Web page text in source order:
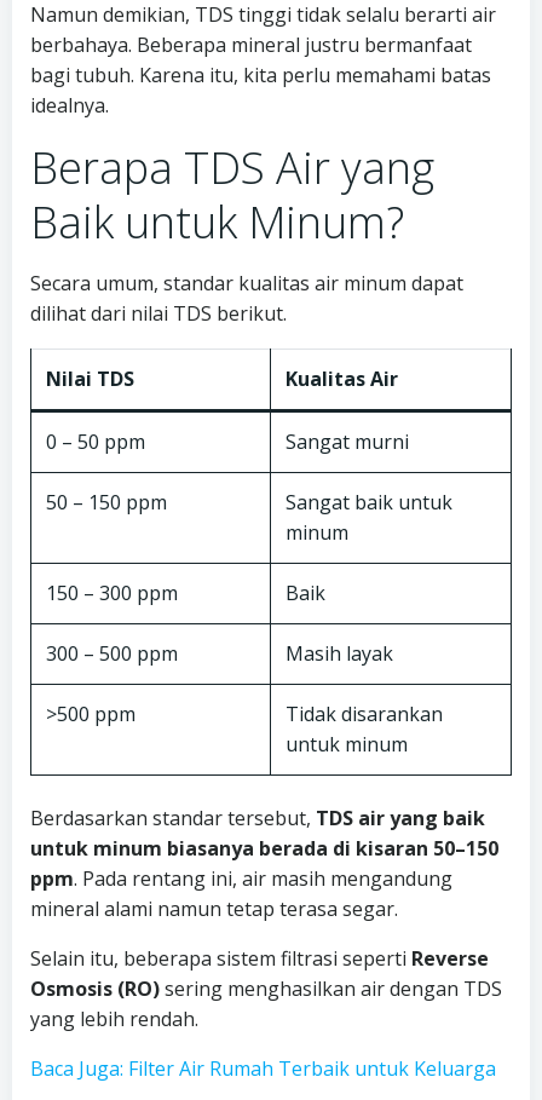
Namun demikian, TDS tinggi tidak selalu berarti air
berbahaya. Beberapa mineral justru bermanfaat
bagi tubuh. Karena itu, kita perlu memahami batas
idealnya.
Berapa TDS Air yang
Baik untuk Minum?
Secara umum, standar kualitas air minum dapat
dilihat dari nilai TDS berikut.
Nilai TDS Kualitas Air
0 – 50 ppm Sangat murni
50 – 150 ppm
Sangat baik untuk
minum
150 – 300 ppm Baik
300 – 500 ppm Masih layak
>500 ppm
Tidak disarankan
untuk minum
Berdasarkan standar tersebut, TDS air yang baik
untuk minum biasanya berada di kisaran 50–150
ppm. Pada rentang ini, air masih mengandung
mineral alami namun tetap terasa segar.
Selain itu, beberapa sistem filtrasi seperti Reverse
Osmosis (RO)sering menghasilkan air dengan TDS
yang lebih rendah.
Baca Juga: Filter Air Rumah Terbaik untuk Keluarga